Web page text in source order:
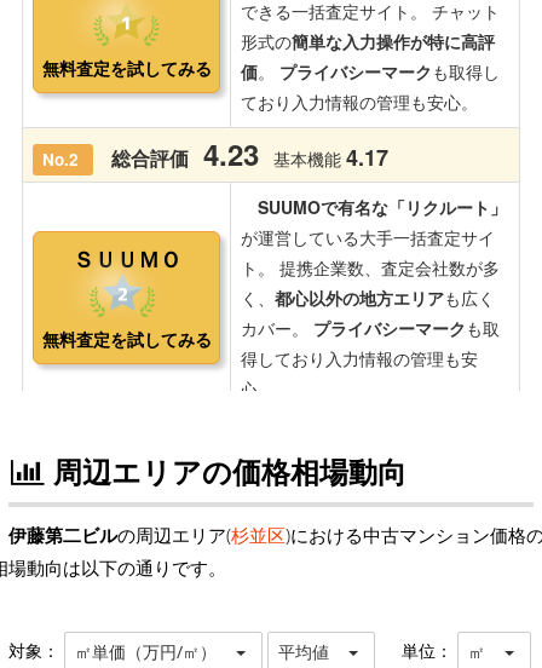
周辺エリアの価格相場動向
伊藤第二ビルの周辺エリア(杉並区)における中古マンション価格
場動向は以下の通りです。
対象： ㎡単価（万円/㎡） 平均値 単位： ㎡